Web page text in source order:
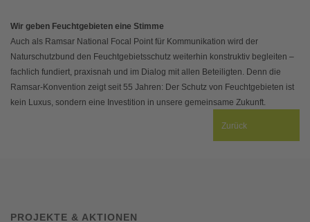
Wir geben Feuchtgebieten eine Stimme
Auch als Ramsar National Focal Point für Kommunikation wird der
Naturschutzbund den Feuchtgebietsschutz weiterhin konstruktiv begleiten –
fachlich fundiert, praxisnah und im Dialog mit allen Beteiligten. Denn die
Ramsar-Konvention zeigt seit 55 Jahren: Der Schutz von Feuchtgebieten ist
kein Luxus, sondern eine Investition in unsere gemeinsame Zukunft.
Zurück
PROJEKTE & AKTIONEN